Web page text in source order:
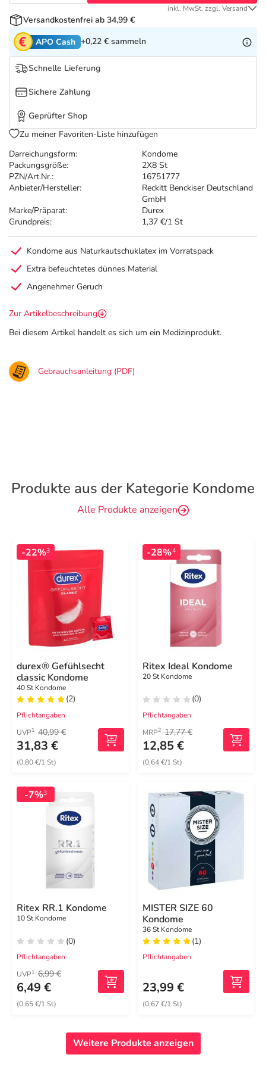
Tierapotheke
Vitamine & Mineralstoffe
Salus Deals
Darreichungsform:
Kondome
Packungsgröße:
2X8 St
PZN/Art.Nr.:
16751777
Anbieter/Hersteller:
Reckitt Benckiser Deutschland
GmbH
Marke/Präparat:
Durex
Grundpreis:
1,37 €/1 St
inkl. MwSt. zzgl. Versand
Versandkostenfrei ab 34,99 €
APO Cash +0,22 € sammeln
Schnelle Lieferung
Sichere Zahlung
Geprüfter Shop
Zu meiner Favoriten-Liste hinzufügen
Kondome aus Naturkautschuklatex im Vorratspack
Extra befeuchtetes dünnes Material
Angenehmer Geruch
Zur Artikelbeschreibung
Bei diesem Artikel handelt es sich um ein Medizinprodukt.
Gebrauchsanleitung (PDF)
Produkte aus der Kategorie Kondome
Alle Produkte anzeigen
-22%3
durex® Gefühlsecht
classic Kondome
40 St Kondome
(2)
Pflichtangaben
UVP1 40,99 €
31,83 €
(0,80 €/1 St)
-28%4
Ritex Ideal Kondome
20 St Kondome
(0)
Pflichtangaben
MRP2 17,77 €
12,85 €
(0,64 €/1 St)
-7%3
Ritex RR.1 Kondome
10 St Kondome
(0)
Pflichtangaben
UVP1 6,99 €
6,49 €
(0,65 €/1 St)
MISTER SIZE 60
Kondome
36 St Kondome
(1)
Pflichtangaben
23,99 €
(0,67 €/1 St)
Weitere Produkte anzeigen